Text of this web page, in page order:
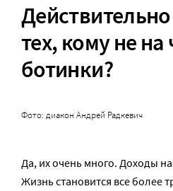
тех, кому не на
ботинки?
Фото: диакон Андрей Радкевич
Да, их очень много. Доходы
Жизнь становится все более